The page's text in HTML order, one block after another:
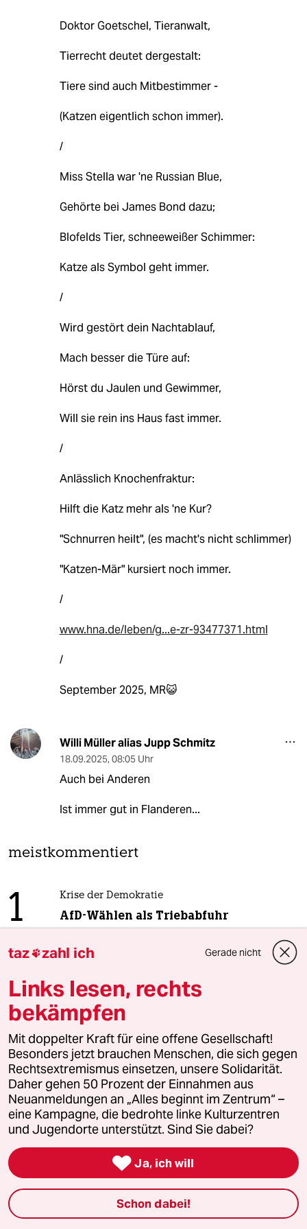
Doktor Goetschel, Tieranwalt,
Tierrecht deutet dergestalt:
Tiere sind auch Mitbestimmer -
(Katzen eigentlich schon immer).
/
Miss Stella war 'ne Russian Blue,
Gehörte bei James Bond dazu;
Blofelds Tier, schneeweißer Schimmer:
Katze als Symbol geht immer.
/
Wird gestört dein Nachtablauf,
Mach besser die Türe auf:
Hörst du Jaulen und Gewimmer,
Will sie rein ins Haus fast immer.
/
Anlässlich Knochenfraktur:
Hilft die Katz mehr als 'ne Kur?
"Schnurren heilt", (es macht's nicht schlimmer)
"Katzen-Mär" kursiert noch immer.
/
www.hna.de/leben/g...e-zr-93477371.html
/
September 2025, MR😺
Willi Müller alias Jupp Schmitz
18.09.2025, 08:05 Uhr
Auch bei Anderen
Ist immer gut in Flanderen...
meistkommentiert
1 Krise der Demokratie
AfD-Wählen als Triebabfuhr
2 Zwangsdienst als Randnotiz
3 FDP-Chef Kubicki über seine Partei
„Wie Sie sehen, lebe ich“
4 EU nach Ceuta
Zur Freude der Antieuropäer
5 Enorme Gewinne für Ölkonzerne
Bitte abschöpfen!
taz zahl ich Gerade nicht
Links lesen, rechts
bekämpfen
Mit doppelter Kraft für eine offene Gesellschaft!
Besonders jetzt brauchen Menschen, die sich gegen
Rechtsextremismus einsetzen, unsere Solidarität.
Daher gehen 50 Prozent der Einnahmen aus
Neuanmeldungen an „Alles beginnt im Zentrum“ –
eine Kampagne, die bedrohte linke Kulturzentren
und Jugendorte unterstützt. Sind Sie dabei?
 Ja, ich will
Schon dabei!